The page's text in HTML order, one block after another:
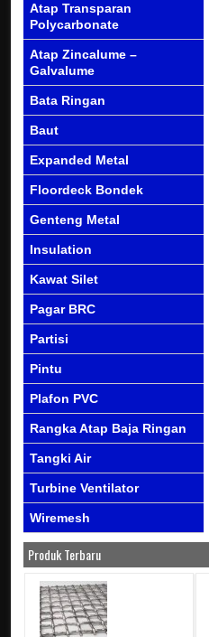
Atap Transparan
Polycarbonate
Atap Zincalume –
Galvalume
Bata Ringan
Baut
Expanded Metal
Floordeck Bondek
Genteng Metal
Insulation
Kawat Silet
Pagar BRC
Partisi
Pintu
Plafon PVC
Rangka Atap Baja Ringan
Tangki Air
Turbine Ventilator
Wiremesh
Produk Terbaru